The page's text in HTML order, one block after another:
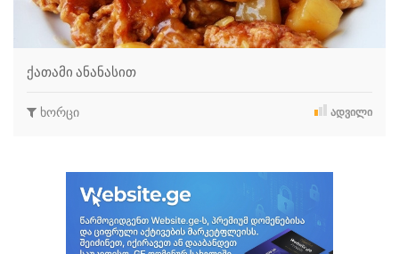
ქათამი ანანასით
ხორცი ᲐᲓᲕᲘᲚᲘ